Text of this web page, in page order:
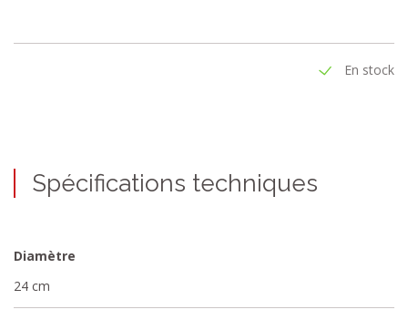
En stock
Spécifications techniques
Diamètre
24 cm